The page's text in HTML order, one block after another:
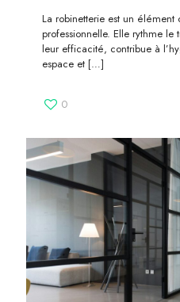
La robinetterie est un élément
professionnelle. Elle rythme
leur efficacité, contribue à
espace et […]
0